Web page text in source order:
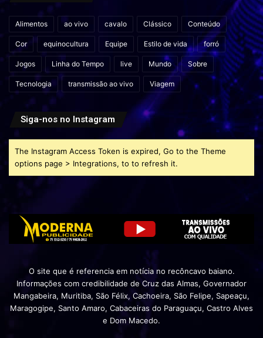
Alimentos ao vivo cavalo Clássico Conteúdo
Cor equinocultura Equipe Estilo de vida forró
Jogos Linha do Tempo live Mundo Sobre
Tecnologia transmissão ao vivo Viagem
Siga-nos no Instagram
The Instagram Access Token is expired, Go to the Theme
options page > Integrations, to to refresh it.
O site que é referencia em notícia no recôncavo baiano.
Informações com credibilidade de Cruz das Almas, Governador
Mangabeira, Muritiba, São Félix, Cachoeira, São Felipe, Sapeaçu,
Maragogipe, Santo Amaro, Cabaceiras do Paraguaçu, Castro Alves
e Dom Macedo.